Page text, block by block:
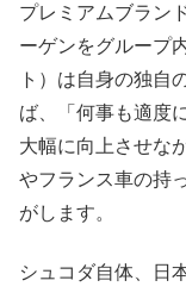
プレミアムブラン
ーゲンをグループ
ト）は自身の独自
ば、「何事も適度
大幅に向上させな
やフランス車の持
がします。
シュコダ自体、日